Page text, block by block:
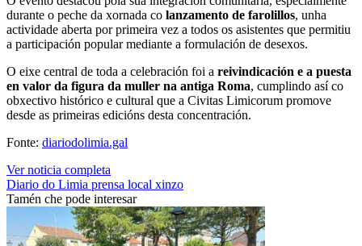
durante o peche da xornada co lanzamento de farolillos, unha
actividade aberta por primeira vez a todos os asistentes que permitiu
a participación popular mediante a formulación de desexos.
O eixe central de toda a celebración foi a reivindicación e a puesta
en valor da figura da muller na antiga Roma, cumplindo así co
obxectivo histórico e cultural que a Civitas Limicorum promove
desde as primeiras edicións desta concentración.
Fonte: diariodolimia.gal
Ver noticia completa
Diario do Limia prensa local xinzo
Tamén che pode interesar